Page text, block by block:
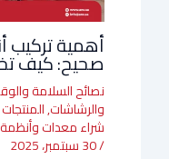
أهمية تركيب
صحيح: كيف
نصائح السلامة
والرشاشات,
شراء معدات
/30 سبتمبر، 2025